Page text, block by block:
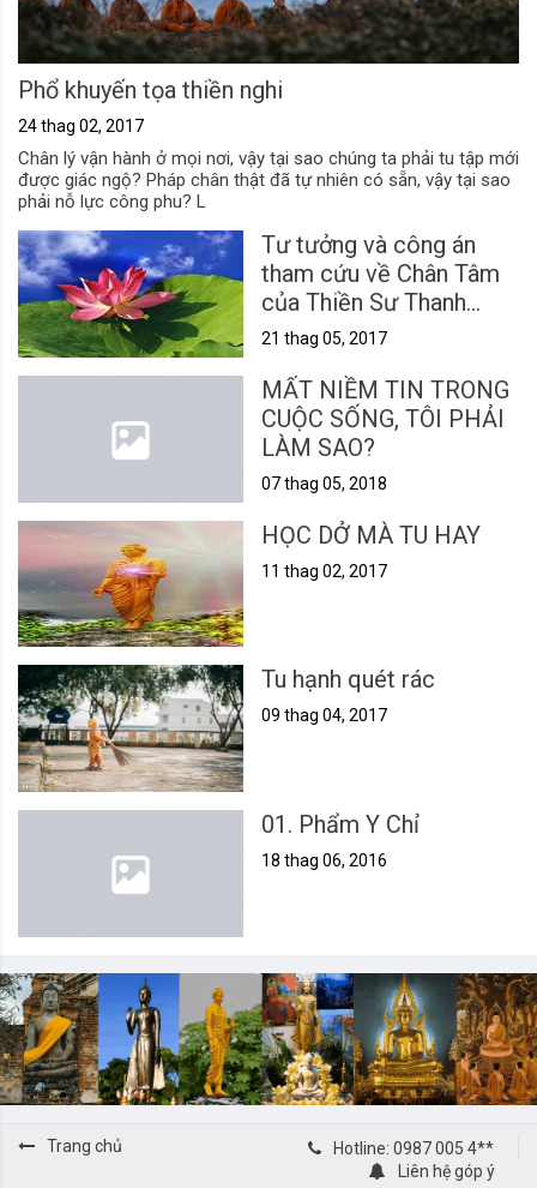
Phổ khuyến tọa thiền nghi
24 thag 02, 2017
Chân lý vận hành ở mọi nơi, vậy tại sao chúng ta phải tu tập mới
được giác ngộ? Pháp chân thật đã tự nhiên có sẵn, vậy tại sao
phải nỗ lực công phu? L
Tư tưởng và công án
tham cứu về Chân Tâm
của Thiền Sư Thanh
Đàm
21 thag 05, 2017
MẤT NIỀM TIN TRONG
CUỘC SỐNG, TÔI PHẢI
LÀM SAO?
07 thag 05, 2018
HỌC DỞ MÀ TU HAY
11 thag 02, 2017
Tu hạnh quét rác
09 thag 04, 2017
01. Phẩm Y Chỉ
18 thag 06, 2016
Trang chủ
Hotline: 0987 005 4**
Liên hệ góp ý